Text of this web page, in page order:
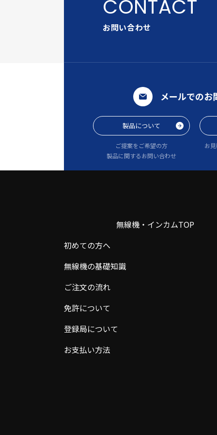
お問い合わせ
メールでのお
製品について
ご提案をご希望の方
製品に関するお問い合わせ
お
無線機・インカムTOP
初めての方へ
無線機の基礎知識
ご注文の流れ
免許について
登録局について
お支払い方法